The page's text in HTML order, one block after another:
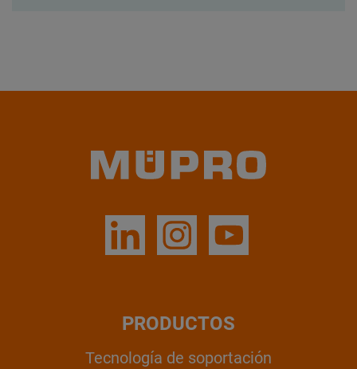
PRODUCTOS
Tecnología de soportación